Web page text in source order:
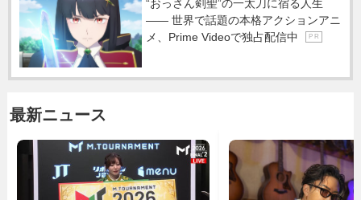
“おっさん剣聖”の一太刀に宿る人生
―― 世界で話題の本格アクションアニ
メ、Prime Videoで独占配信中
P R
最新ニュース